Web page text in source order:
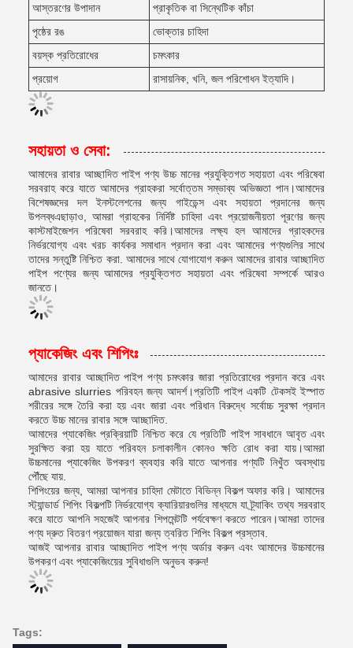
আস্তরণের উপাদান
প্রাকৃতিক বা সিন্থেটিক কাঁচা
পৃষ্ঠের রঙ
ভোক্তার চাহিদা
বয়স্ক প্রতিরোধের
চমৎকার
প্রয়োগ
রাসায়নিক, খনি, জল পরিশোধন ইত্যাদি।
সহায়তা ও সেবা:
আমাদের রাবার আচ্ছাদিত পাইপ পণ্য উচ্চ মানের প্রযুক্তিগত সহায়তা এবং পরিষেবা
সরবরাহ করে যাতে আমাদের গ্রাহকরা সর্বোত্তম সম্ভাব্য অভিজ্ঞতা পান।আমাদের
বিশেষজ্ঞদের দল ইনস্টলেশনের জন্য গাইডেন্স এবং সহায়তা প্রদানের জন্য
উপলব্ধএছাড়াও, আমরা গ্রাহকের নির্দিষ্ট চাহিদা এবং প্রয়োজনীয়তা পূরণের জন্য
কাস্টমাইজেশন পরিষেবা সরবরাহ করি।আমাদের লক্ষ্য হল আমাদের গ্রাহকদের
নির্ভরযোগ্য এবং খরচ কার্যকর সমাধান প্রদান করা এবং আমাদের পণ্যগুলির সাথে
তাদের সন্তুষ্টি নিশ্চিত করা. আমাদের সাথে যোগাযোগ করুন আমাদের রাবার আচ্ছাদিত
পাইপ পণ্যের জন্য আমাদের প্রযুক্তিগত সহায়তা এবং পরিষেবা সম্পর্কে আরও
জানতে।
প্যাকেজিং এবং শিপিংঃ
আমাদের রাবার আচ্ছাদিত পাইপ পণ্য চমৎকার জারা প্রতিরোধের প্রদান করে এবং
abrasive slurries পরিবহন জন্য আদর্শ।প্রতিটি পাইপ একটি টেকসই ইস্পাত
শরীরের সঙ্গে তৈরি করা হয় এবং জারা এবং পরিধান বিরুদ্ধে সর্বোচ্চ সুরক্ষা প্রদান
করতে উচ্চ মানের রাবার সঙ্গে আচ্ছাদিত.
আমাদের প্যাকেজিং প্রক্রিয়াটি নিশ্চিত করে যে প্রতিটি পাইপ সাবধানে আবৃত এবং
সুরক্ষিত করা হয় যাতে পরিবহন চলাকালীন কোনও ক্ষতি রোধ করা যায়।আমরা
উচ্চমানের প্যাকেজিং উপকরণ ব্যবহার করি যাতে আপনার পণ্যটি নিখুঁত অবস্থায়
পৌঁছে যায়.
শিপিংয়ের জন্য, আমরা আপনার চাহিদা মেটাতে বিভিন্ন বিকল্প অফার করি। আমাদের
স্ট্যান্ডার্ড শিপিং বিকল্পটি নির্ভরযোগ্য ক্যারিয়ারগুলির মাধ্যমে যা ট্র্যাকিং তথ্য সরবরাহ
করে যাতে আপনি সহজেই আপনার শিপমেন্টটি পর্যবেক্ষণ করতে পারেন।আমরা তাদের
পণ্য দ্রুত বিতরণ প্রয়োজন যারা জন্য ত্বরিত শিপিং বিকল্প প্রস্তাব.
আজই আপনার রাবার আচ্ছাদিত পাইপ পণ্য অর্ডার করুন এবং আমাদের উচ্চমানের
উপকরণ এবং প্যাকেজিংয়ের সুবিধাগুলি অনুভব করুন!
Tags: